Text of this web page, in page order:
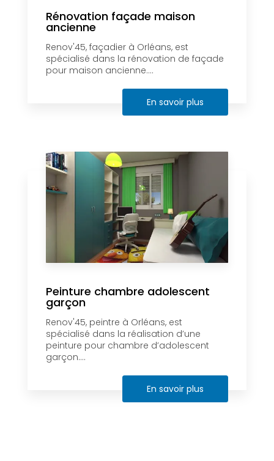
Rénovation façade maison
ancienne
Renov'45, façadier à Orléans, est
spécialisé dans la rénovation de façade
pour maison ancienne....
En savoir plus
Peinture chambre adolescent
garçon
Renov'45, peintre à Orléans, est
spécialisé dans la réalisation d’une
peinture pour chambre d’adolescent
garçon....
En savoir plus